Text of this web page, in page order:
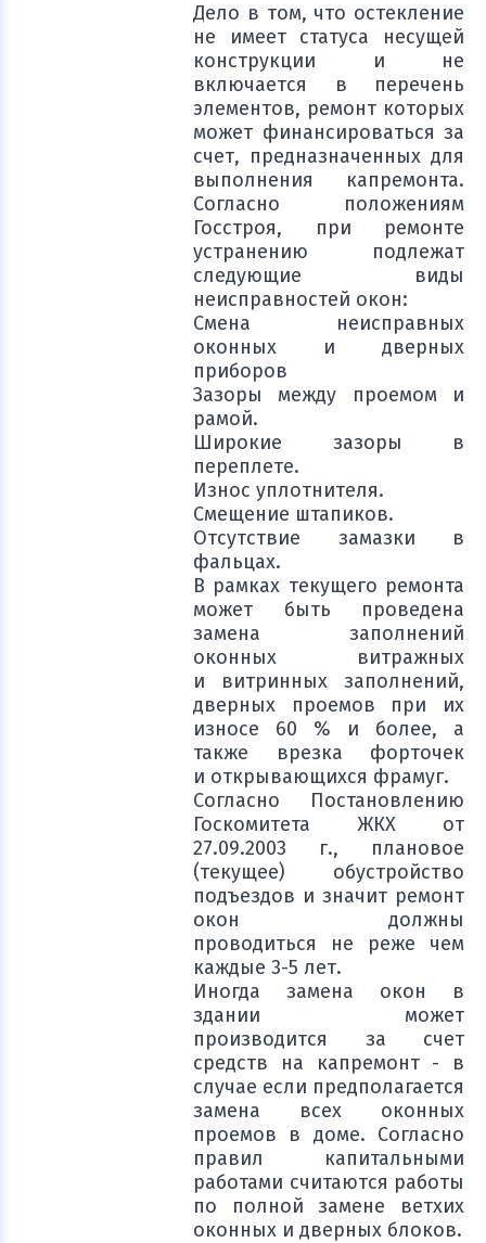
Дело в том, что остекление
не имеет статуса несущей
конструкции и не
включается в перечень
элементов, ремонт которых
может финансироваться за
счет, предназначенных для
выполнения капремонта.
Согласно положениям
Госстроя, при ремонте
устранению подлежат
следующие виды
неисправностей окон:
Смена неисправных
оконных и дверных
приборов
Зазоры между проемом и
рамой.
Широкие зазоры в
переплете.
Износ уплотнителя.
Смещение штапиков.
Отсутствие замазки в
фальцах.
В рамках текущего ремонта
может быть проведена
замена заполнений
оконных витражных
и витринных заполнений,
дверных проемов при их
износе 60 % и более, а
также врезка форточек
и открывающихся фрамуг.
Согласно Постановлению
Госкомитета ЖКХ от
27.09.2003 г., плановое
(текущее) обустройство
подъездов и значит ремонт
окон должны
проводиться не реже чем
каждые 3-5 лет.
Иногда замена окон в
здании может
производится за счет
средств на капремонт - в
случае если предполагается
замена всех оконных
проемов в доме. Согласно
правил капитальными
работами считаются работы
по полной замене ветхих
оконных и дверных блоков.